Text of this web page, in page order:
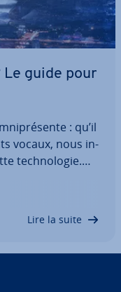
Le guide pour
: qu’il
vocaux, nous in­
tech­no­lo­gie.
ce qu’un
Lire la suite